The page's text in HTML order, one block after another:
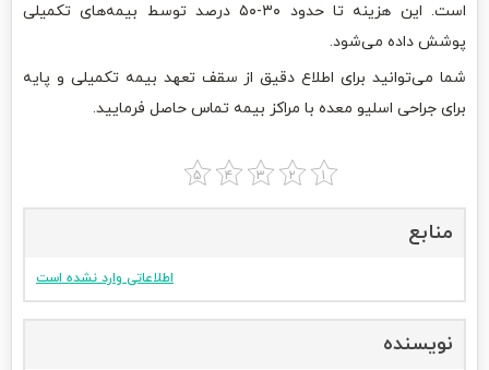
است. این هزینه تا حدود ۳۰-۵۰ درصد توسط بیمه‌های تکمیلی
پوشش داده می‌شود.
شما می‌توانید برای اطلاع دقیق از سقف تعهد بیمه تکمیلی و پایه
برای جراحی اسلیو معده با مراکز بیمه تماس حاصل فرمایید.
منابع
اطلاعاتی وارد نشده است
نویسنده